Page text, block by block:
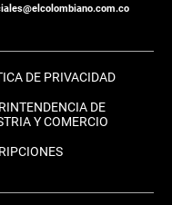
DE PRIVACIDAD
DE
Y COMERCIO